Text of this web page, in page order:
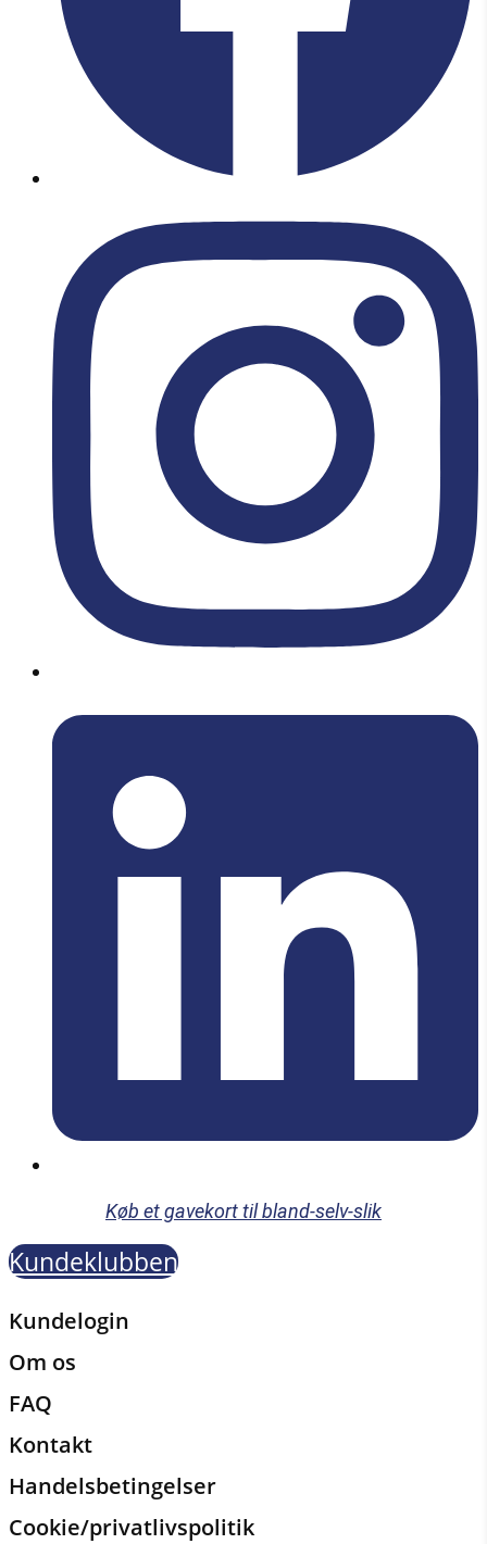
Køb et gavekort til bland-selv-slik
Kundeklubben
Kundelogin
Om os
FAQ
Kontakt
Handelsbetingelser
Cookie/privatlivspolitik